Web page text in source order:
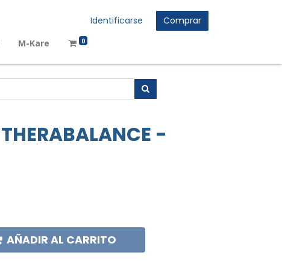
Identificarse Comprar
M-Kare 0
-
AÑADIR AL CARRITO